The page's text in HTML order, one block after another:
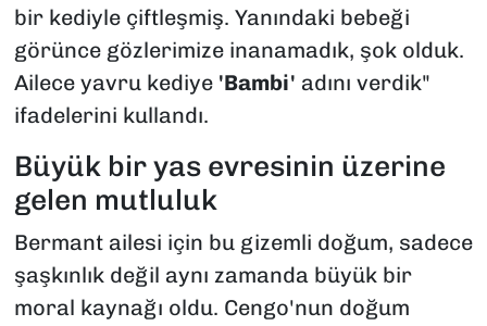
bir kediyle çiftleşmiş. Yanındaki bebeği
görünce gözlerimize inanamadık, şok olduk.
Ailece yavru kediye 'Bambi' adını verdik"
ifadelerini kullandı.
Büyük bir yas evresinin üzerine
gelen mutluluk
Bermant ailesi için bu gizemli doğum, sadece
şaşkınlık değil aynı zamanda büyük bir
moral kaynağı oldu. Cengo'nun doğum